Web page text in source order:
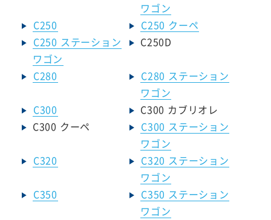
ワゴン
C250
C250 クーペ
C250 ステーション
ワゴン
C250D
C280
C280 ステーション
ワゴン
C300
C300 カブリオレ
C300 クーペ
C300 ステーション
ワゴン
C320
C320 ステーション
ワゴン
C350
C350 ステーション
ワゴン